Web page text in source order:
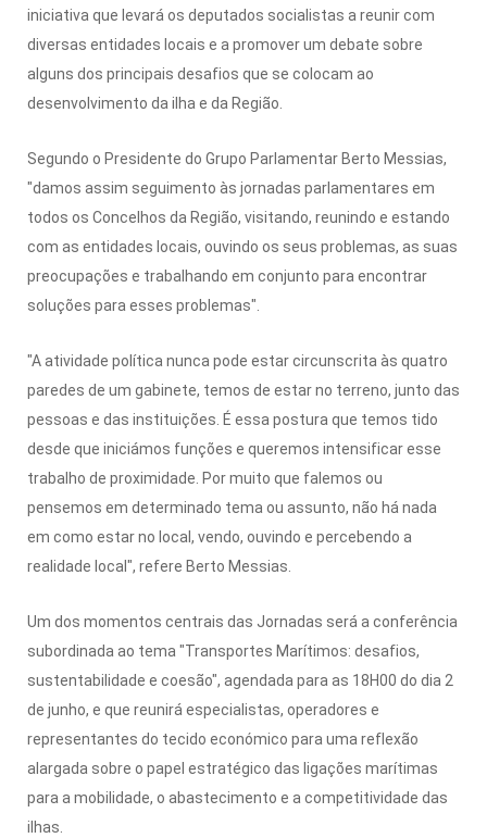
iniciativa que levará os deputados socialistas a reunir com
diversas entidades locais e a promover um debate sobre
alguns dos principais desafios que se colocam ao
desenvolvimento da ilha e da Região.
Segundo o Presidente do Grupo Parlamentar Berto Messias,
"damos assim seguimento às jornadas parlamentares em
todos os Concelhos da Região, visitando, reunindo e estando
com as entidades locais, ouvindo os seus problemas, as suas
preocupações e trabalhando em conjunto para encontrar
soluções para esses problemas".
"A atividade política nunca pode estar circunscrita às quatro
paredes de um gabinete, temos de estar no terreno, junto das
pessoas e das instituições. É essa postura que temos tido
desde que iniciámos funções e queremos intensificar esse
trabalho de proximidade. Por muito que falemos ou
pensemos em determinado tema ou assunto, não há nada
em como estar no local, vendo, ouvindo e percebendo a
realidade local", refere Berto Messias.
Um dos momentos centrais das Jornadas será a conferência
subordinada ao tema "Transportes Marítimos: desafios,
sustentabilidade e coesão", agendada para as 18H00 do dia 2
de junho, e que reunirá especialistas, operadores e
representantes do tecido económico para uma reflexão
alargada sobre o papel estratégico das ligações marítimas
para a mobilidade, o abastecimento e a competitividade das
ilhas.